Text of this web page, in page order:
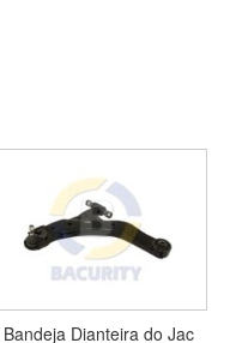
Bandeja Dianteira do Jac